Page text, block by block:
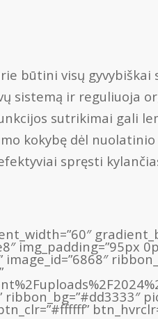
būtini visų gyvybiškai
sistemą ir reguliuoja
sutrikimai gali
kokybę dėl
spręsti
img_padding=”95px